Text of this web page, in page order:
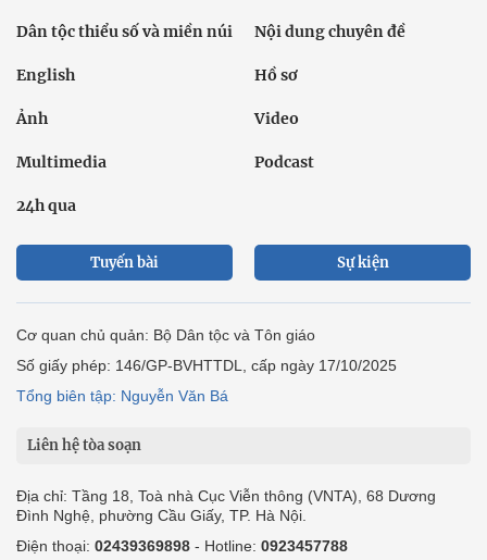
Dân tộc thiểu số và miền núi Nội dung chuyên đề
English Hồ sơ
Ảnh Video
Multimedia Podcast
24h qua
Tuyến bài Sự kiện
Cơ quan chủ quản: Bộ Dân tộc và Tôn giáo
Số giấy phép: 146/GP-BVHTTDL, cấp ngày 17/10/2025
Tổng biên tập: Nguyễn Văn Bá
Liên hệ tòa soạn
Địa chỉ: Tầng 18, Toà nhà Cục Viễn thông (VNTA), 68 Dương
Đình Nghệ, phường Cầu Giấy, TP. Hà Nội.
Điện thoại: 02439369898 - Hotline: 0923457788